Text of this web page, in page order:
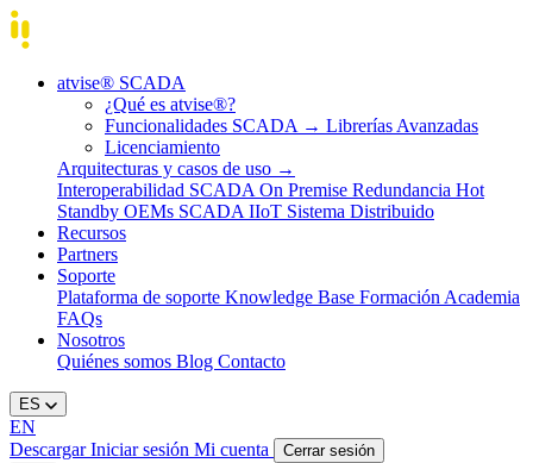
atvise® SCADA
¿Qué es atvise®?
Funcionalidades SCADA → Librerías Avanzadas
Licenciamiento
Arquitecturas y casos de uso →
Interoperabilidad SCADA On Premise Redundancia Hot
Standby OEMs SCADA IIoT Sistema Distribuido
Recursos
Partners
Soporte
Plataforma de soporte Knowledge Base Formación Academia
FAQs
Nosotros
Quiénes somos Blog Contacto
ES
EN
DescargarIniciar sesión Mi cuenta Cerrar sesión